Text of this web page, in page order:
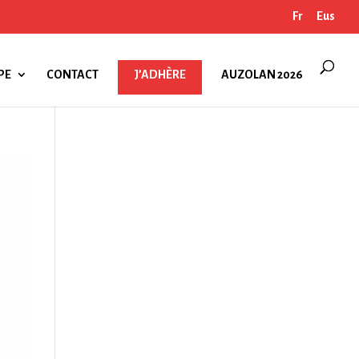
Fr Eus
CONTACT J’ADHÈRE AUZOLAN 2026